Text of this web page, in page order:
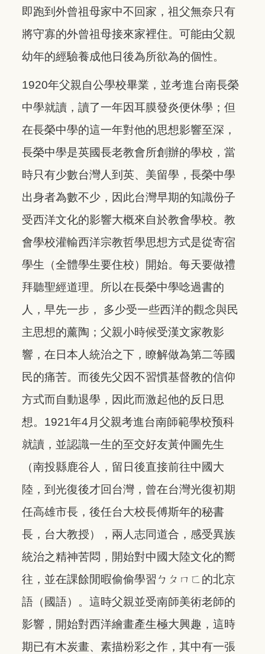
即跑到外曾祖母家中不回家，祖父無奈只有
將守寡的外曾祖母接來家裡住。可能由父親
幼年的經驗養成他日後為所欲為的個性。
1920年父親自公學校畢業，並考進台南長榮
中學就讀，讀了一年因耳膜發炎便休學；但
在長榮中學的這一年對他的思想影響至深，
長榮中學是英國長老教會所創辦的學校，當
時只有少數台灣人到英、美留學，長榮中學
出身者為數不少，因此台灣早期的知識份子
受西洋文化的影響大概來自於教會學校。教
會學校灌輸西洋宗教哲學思想方式是從寄宿
學生（全體學生要住校）開始。每天要做禮
拜聽聖經道理。所以在長榮中學唸過書的
人，早先一步， 多少受一些西洋的觀念與民
主思想的薰陶；父親小時候受漢文家教影
響，在日本人統治之下，瞭解做為第二等國
民的痛苦。而後先父因不習慣基督教的信仰
方式而自動退學，因此而激起他的反日思
想。1921年4月父親考進台南師範學校预科
就讀，並認識一生的至交好友黃仲圖先生
（南投縣鹿谷人，留日後直接前往中國大
陸，到光復後才回台灣，曾在台灣光復初期
任高雄市長，後任台大校長傅斯年的秘書
長，台大教授），兩人志同道合，感受異族
統治之精神苦悶，開始對中國大陸文化的嚮
往，並在課餘閒暇偷偷學習ㄅㄆㄇㄈ的北京
語（國語）。這時父親並受南師美術老師的
影響，開始對西洋繪畫產生極大興趣，這時
期已有木炭畫、素描粉彩之作，其中有一張